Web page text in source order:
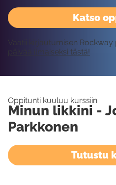
Katso
Vaatii kirjautumisen Rockway
päivää ilmaiseksi tästä!
Oppitunti kuuluu kurssiin
Minun likkini -
Parkkonen
Tutustu